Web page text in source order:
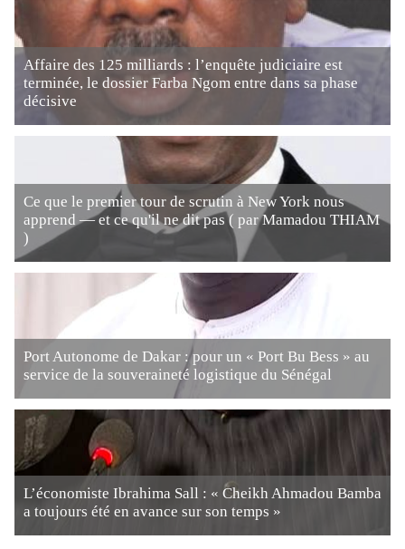
Affaire des 125 milliards : l’enquête judiciaire est
terminée, le dossier Farba Ngom entre dans sa phase
décisive
Ce que le premier tour de scrutin à New York nous
apprend — et ce qu'il ne dit pas ( par Mamadou THIAM
)
Port Autonome de Dakar : pour un « Port Bu Bess » au
service de la souveraineté logistique du Sénégal
L’économiste Ibrahima Sall : « Cheikh Ahmadou Bamba
a toujours été en avance sur son temps »